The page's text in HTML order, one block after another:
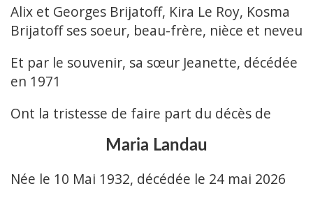
Alix et Georges Brijatoff, Kira Le Roy, Kosma
Brijatoff ses soeur, beau-frère, nièce et neveu
Et par le souvenir, sa sœur Jeanette, décédée
en 1971
Ont la tristesse de faire part du décès de
Maria Landau
Née le 10 Mai 1932, décédée le 24 mai 2026